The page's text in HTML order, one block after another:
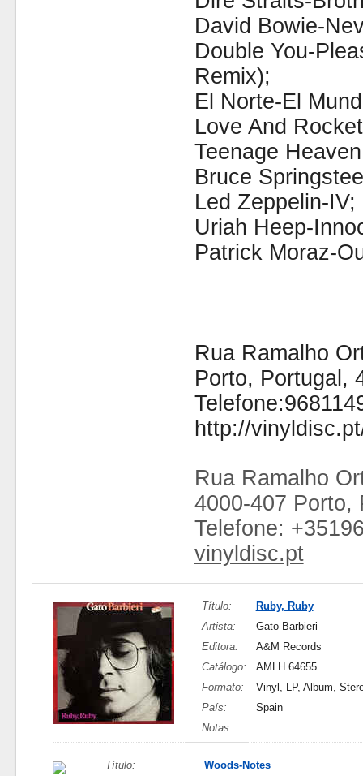
David Bowie-
Double You-
Remix);
El Norte-El
Love And
Teenage
Bruce
Led Zeppelin-IV;
Uriah Heep-
Patrick Moraz-
Rua Ramalho
Porto, Portugal,
http://
Rua Ramalho
4000-407 Porto,
Telefone:
vinyldisc.pt
Título:
Ruby, Ruby
Artista:
Gato Barbieri
Editora:
A&M Records
Catálogo:
AMLH 64655
Formato:
Vinyl, LP, Album,
País:
Spain
Notas:
Título: Woods-Notes